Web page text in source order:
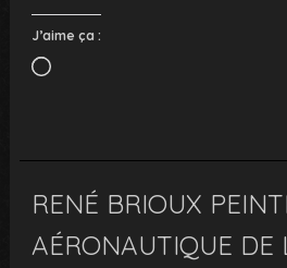
J’aime ça :
Chargement…
RENÉ BRIOUX
AÉRONAUTIQUE DE